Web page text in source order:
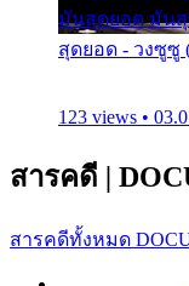
มันสุดยอด มัน
สุดยอด - วงซูซู
123 views •
สารคดี |
สารคดีทั้งหมด